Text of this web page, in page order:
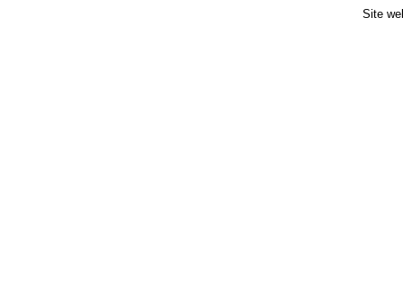
Site